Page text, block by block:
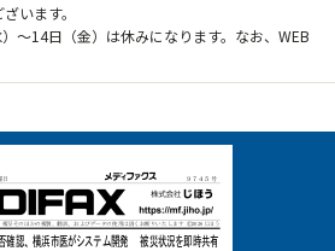
います。
～14日（金）は休みになります。なお、WEB